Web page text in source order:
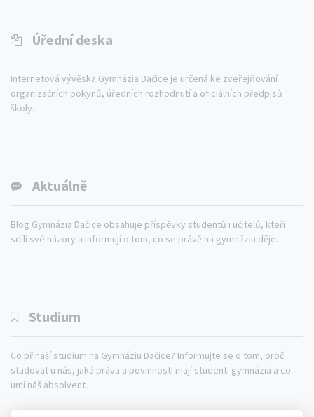
Úřední deska
Internetová vývěska Gymnázia Dačice je určená ke zveřejňování
organizačních pokynů, úředních rozhodnutí a oficiálních předpisů
školy.
Aktuálně
Blog Gymnázia Dačice obsahuje příspěvky studentů i učitelů, kteří
sdílí své názory a informují o tom, co se právě na gymnáziu děje.
Studium
Co přináší studium na Gymnáziu Dačice? Informujte se o tom, proč
studovat u nás, jaká práva a povinnosti mají studenti gymnázia a co
umí náš absolvent.